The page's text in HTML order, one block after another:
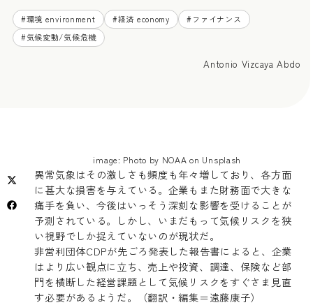
#環境 environment #経済 economy #ファイナンス
#気候変動/気候危機
Antonio Vizcaya Abdo
image: Photo by NOAA on Unsplash
異常気象はその激しさも頻度も年々増しており、各方面
に甚大な損害を与えている。企業もまた財務面で大きな
痛手を負い、今後はいっそう深刻な影響を受けることが
予測されている。しかし、いまだもって気候リスクを狭
い視野でしか捉えていないのが現状だ。
非営利団体CDPが先ごろ発表した報告書によると、企業
はより広い観点に立ち、売上や投資、調達、保険など部
門を横断した経営課題として気候リスクをすぐさま見直
す必要があるようだ。（翻訳・編集＝遠藤康子）